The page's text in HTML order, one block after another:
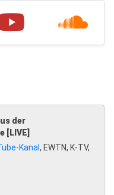
der
[LIVE]
Kanal, EWTN, K-TV,